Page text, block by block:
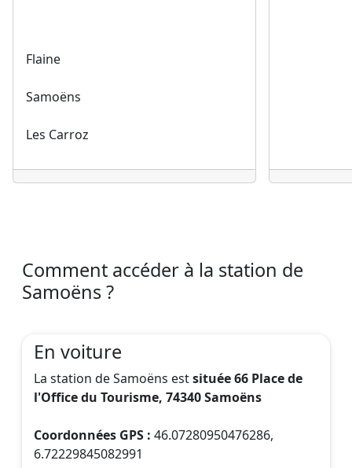
Flaine
Samoëns
Les Carroz
Comment accéder à la station de
Samoëns ?
En voiture
La station de Samoëns estsituée 66 Place de
l'Office du Tourisme, 74340 Samoëns
Coordonnées GPS : 46.07280950476286,
6.72229845082991